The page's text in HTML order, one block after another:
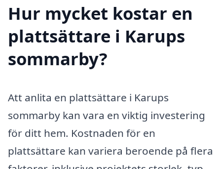
Hur mycket kostar en
plattsättare i Karups
sommarby?
Att anlita en plattsättare i Karups
sommarby kan vara en viktig investering
för ditt hem. Kostnaden för en
plattsättare kan variera beroende på flera